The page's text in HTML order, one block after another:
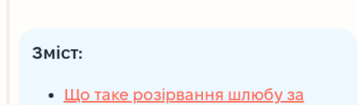
Зміст:
Що таке розірвання шлюбу за